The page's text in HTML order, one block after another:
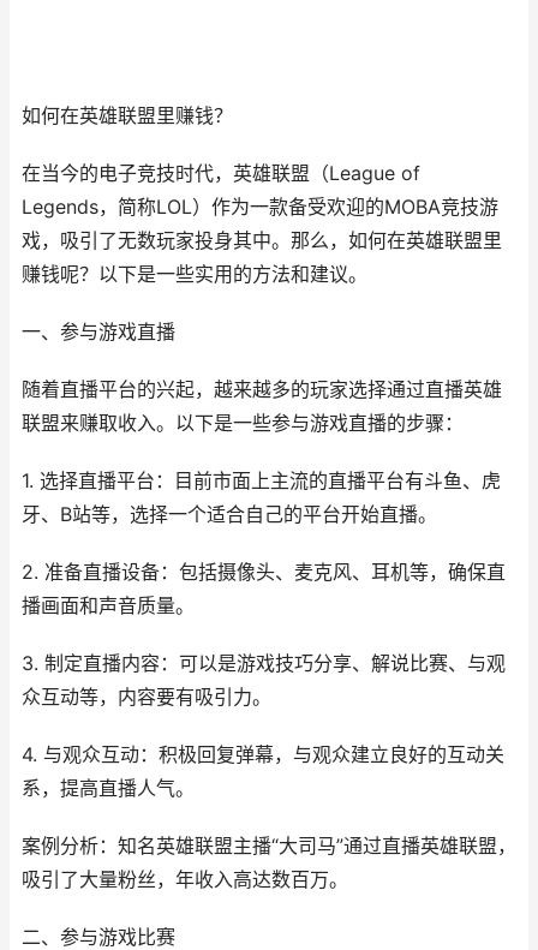
如何在英雄联盟里赚钱？
在当今的电子竞技时代，英雄联盟（League of
Legends，简称LOL）作为一款备受欢迎的MOBA竞技游
戏，吸引了无数玩家投身其中。那么，如何在英雄联盟里
赚钱呢？以下是一些实用的方法和建议。
一、参与游戏直播
随着直播平台的兴起，越来越多的玩家选择通过直播英雄
联盟来赚取收入。以下是一些参与游戏直播的步骤：
1. 选择直播平台：目前市面上主流的直播平台有斗鱼、虎
牙、B站等，选择一个适合自己的平台开始直播。
2. 准备直播设备：包括摄像头、麦克风、耳机等，确保直
播画面和声音质量。
3. 制定直播内容：可以是游戏技巧分享、解说比赛、与观
众互动等，内容要有吸引力。
4. 与观众互动：积极回复弹幕，与观众建立良好的互动关
系，提高直播人气。
案例分析：知名英雄联盟主播“大司马”通过直播英雄联盟，
吸引了大量粉丝，年收入高达数百万。
二、参与游戏比赛